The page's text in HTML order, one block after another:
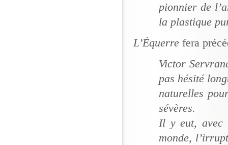
pionnier de
la plastique
L’Équerre fera
Victor
pas hésité
naturelles
sévères.
Il y eut, avec
monde,